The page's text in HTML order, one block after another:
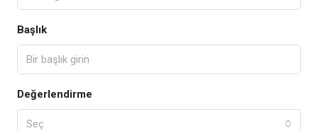
Başlık
Değerlendirme
Seç